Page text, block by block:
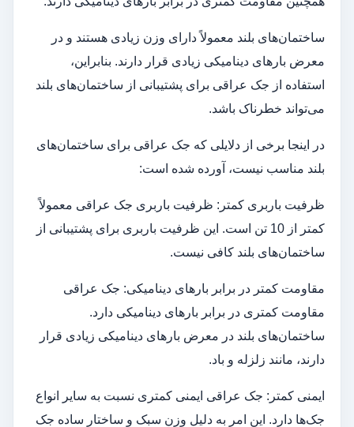
ساختمان‌های بلند معمولاً دارای وزن زیادی هستند و در
معرض بارهای دینامیکی زیادی قرار دارند. بنابراین،
استفاده از جک عراقی برای پشتیبانی از ساختمان‌های بلند
می‌تواند خطرناک باشد.
در اینجا برخی از دلایلی که جک عراقی برای ساختمان‌های
بلند مناسب نیست، آورده شده است:
ظرفیت باربری کمتر: ظرفیت باربری جک عراقی معمولاً
کمتر از 10 تن است. این ظرفیت باربری برای پشتیبانی از
ساختمان‌های بلند کافی نیست.
مقاومت کمتر در برابر بارهای دینامیکی: جک عراقی
مقاومت کمتری در برابر بارهای دینامیکی دارد.
ساختمان‌های بلند در معرض بارهای دینامیکی زیادی قرار
دارند، مانند زلزله و باد.
ایمنی کمتر: جک عراقی ایمنی کمتری نسبت به سایر انواع
جک‌ها دارد. این امر به دلیل وزن سبک و ساختار ساده جک